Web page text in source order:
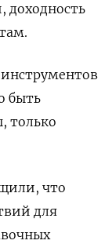
доходность
быть
только
что
для